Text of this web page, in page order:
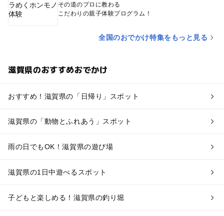
その道のプロに教わる
こだわりの親子体験プログラム！
全国のおでかけ特集をもっと見る
滋賀県のおすすめおでかけ
おすすめ！滋賀県の「日帰り」スポット
滋賀県の「動物とふれあう」スポット
雨の日でもOK！滋賀県の遊び場
滋賀県の1日中遊べるスポット
子どもと楽しめる！滋賀県の釣り堀